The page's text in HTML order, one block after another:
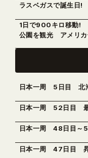
ラスベガスで誕生日
1日で900キロ移動!
公園を観光 アメリ
日本一周 5日目 北
日本一周 52日目 最
日本一周 48日目～
日本一周 47日目